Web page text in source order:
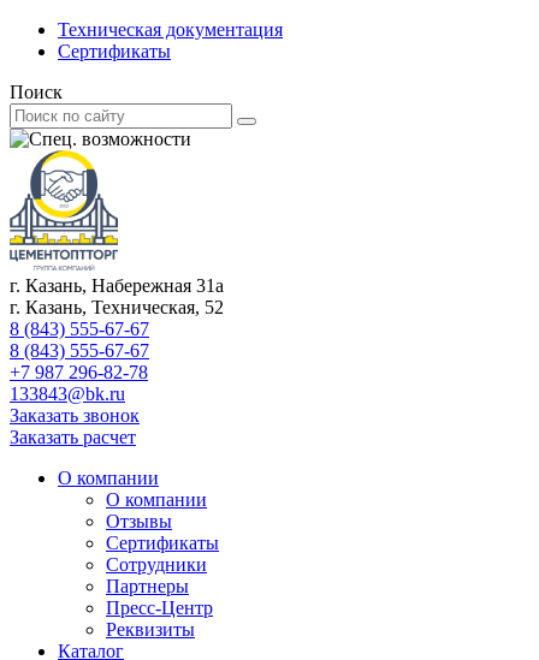
Техническая документация
Сертификаты
Поиск
г. Казань, Набережная 31а
г. Казань, Техническая, 52
8 (843) 555-67-67
8 (843) 555-67-67
+7 987 296-82-78
133843@bk.ru
Заказать звонок
Заказать расчет
О компании
О компании
Отзывы
Сертификаты
Сотрудники
Партнеры
Пресс-Центр
Реквизиты
Каталог